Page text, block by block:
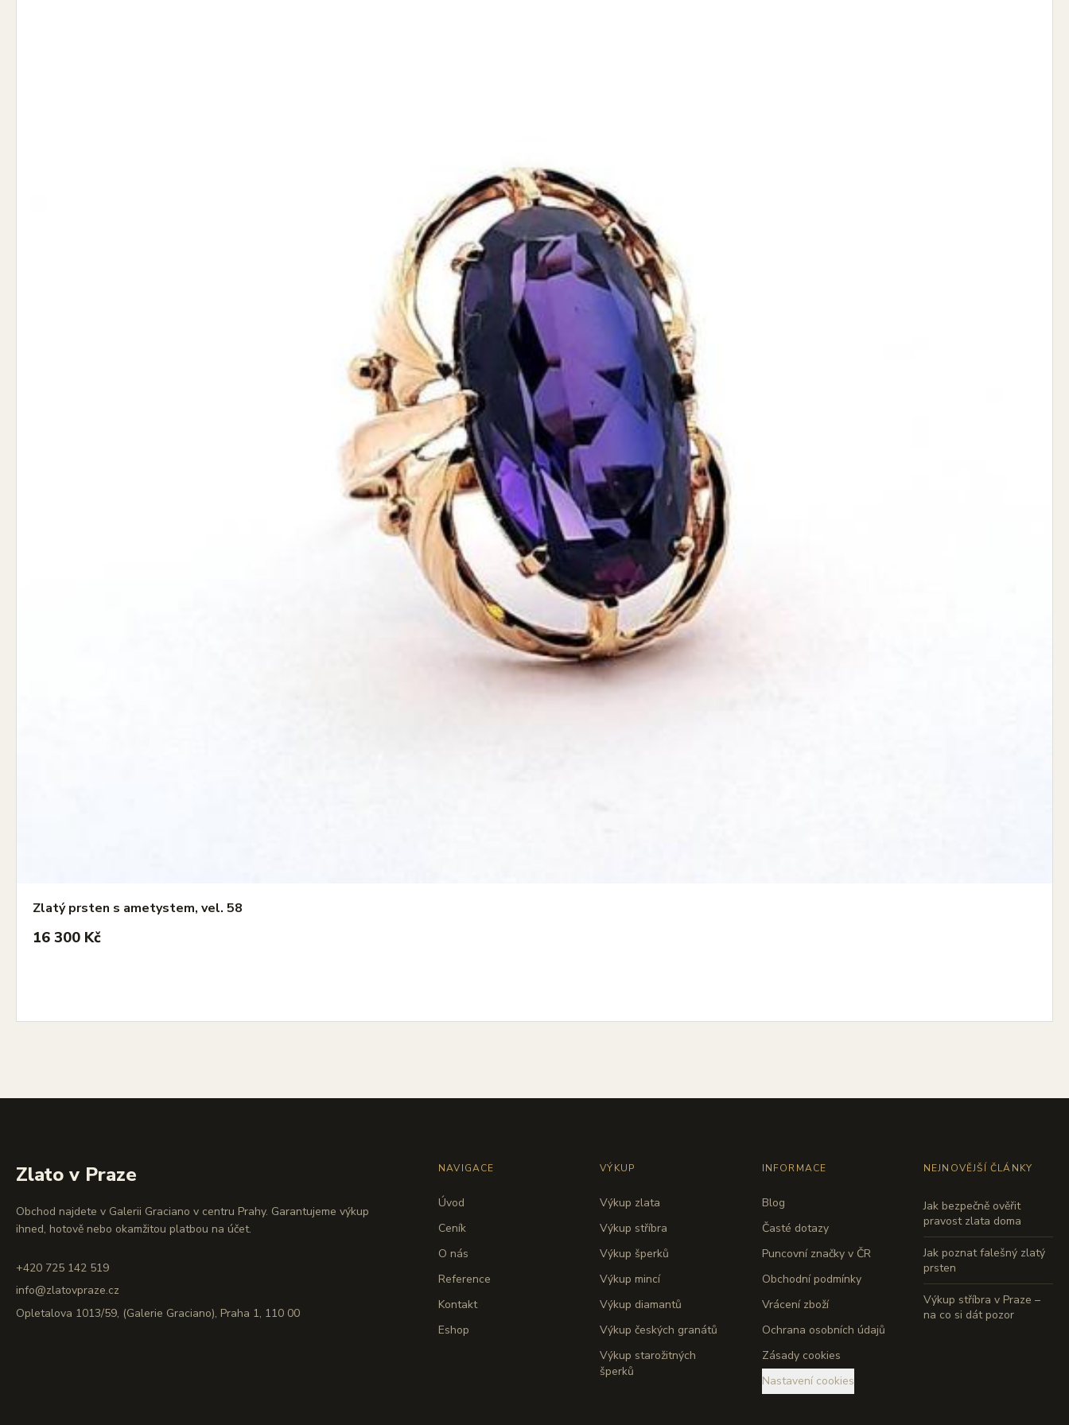
Zlatý prsten s ametystem, vel. 58
16 300 Kč
Zlato v Praze
Obchod najdete v Galerii Graciano v centru Prahy. Garantujeme výkup
ihned, hotově nebo okamžitou platbou na účet.
+420 725 142 519
info@zlatovpraze.cz
Opletalova 1013/59, (Galerie Graciano), Praha 1, 110 00
NAVIGACE
Úvod
Ceník
O nás
Reference
Kontakt
Eshop
VÝKUP
Výkup zlata
Výkup stříbra
Výkup šperků
Výkup mincí
Výkup diamantů
Výkup českých granátů
Výkup starožitných
šperků
INFORMACE
Blog
Časté dotazy
Puncovní značky v ČR
Obchodní podmínky
Vrácení zboží
Ochrana osobních údajů
Zásady cookies
Nastavení cookies
NEJNOVĚJŠÍ ČLÁNKY
Jak bezpečně ověřit
pravost zlata doma
Jak poznat falešný zlatý
prsten
Výkup stříbra v Praze –
na co si dát pozor